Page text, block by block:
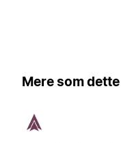
Mere som dette